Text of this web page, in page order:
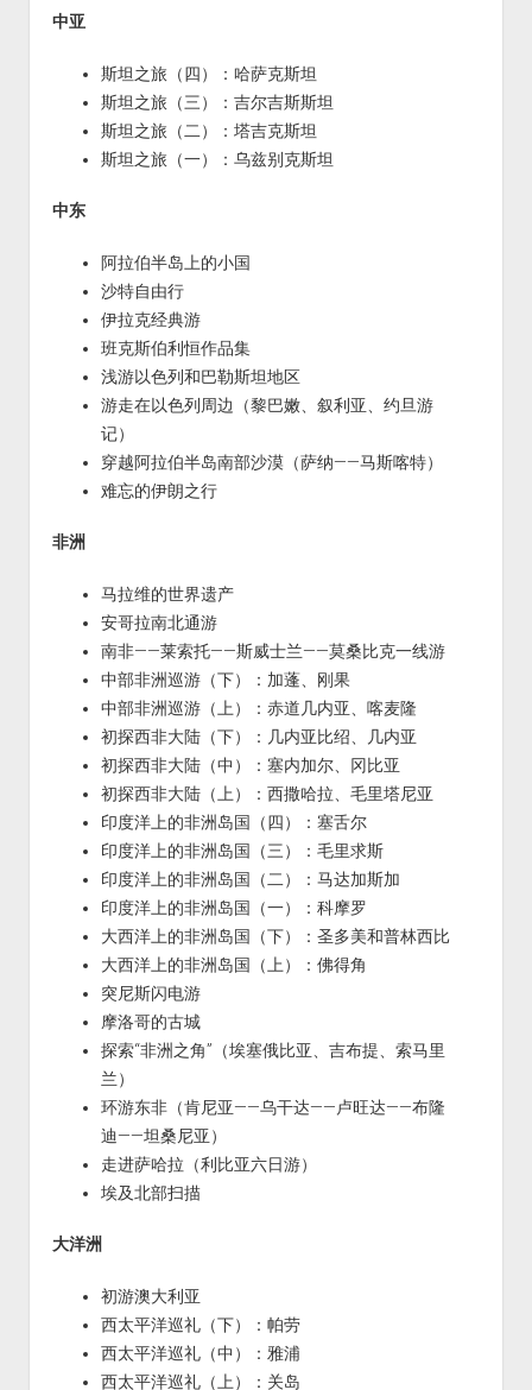
中亚
斯坦之旅（四）：哈萨克斯坦
斯坦之旅（三）：吉尔吉斯斯坦
斯坦之旅（二）：塔吉克斯坦
斯坦之旅（一）：乌兹别克斯坦
中东
阿拉伯半岛上的小国
沙特自由行
伊拉克经典游
班克斯伯利恒作品集
浅游以色列和巴勒斯坦地区
游走在以色列周边（黎巴嫩、叙利亚、约旦游
记）
穿越阿拉伯半岛南部沙漠（萨纳——马斯喀特）
难忘的伊朗之行
非洲
马拉维的世界遗产
安哥拉南北通游
南非——莱索托——斯威士兰——莫桑比克一线游
中部非洲巡游（下）：加蓬、刚果
中部非洲巡游（上）：赤道几内亚、喀麦隆
初探西非大陆（下）：几内亚比绍、几内亚
初探西非大陆（中）：塞内加尔、冈比亚
初探西非大陆（上）：西撒哈拉、毛里塔尼亚
印度洋上的非洲岛国（四）：塞舌尔
印度洋上的非洲岛国（三）：毛里求斯
印度洋上的非洲岛国（二）：马达加斯加
印度洋上的非洲岛国（一）：科摩罗
大西洋上的非洲岛国（下）：圣多美和普林西比
大西洋上的非洲岛国（上）：佛得角
突尼斯闪电游
摩洛哥的古城
探索“非洲之角”（埃塞俄比亚、吉布提、索马里
兰）
环游东非（肯尼亚——乌干达——卢旺达——布隆
迪——坦桑尼亚）
走进萨哈拉（利比亚六日游）
埃及北部扫描
大洋洲
初游澳大利亚
西太平洋巡礼（下）：帕劳
西太平洋巡礼（中）：雅浦
西太平洋巡礼（上）：关岛